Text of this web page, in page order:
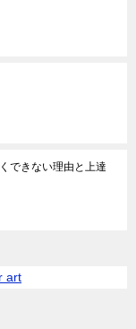
できない理由と上達
art